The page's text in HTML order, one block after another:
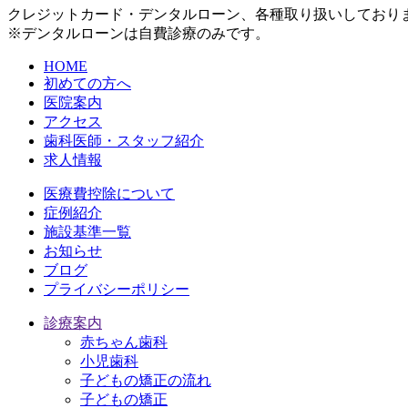
クレジットカード・デンタルローン、各種取り扱いしており
※デンタルローンは自費診療のみです。
HOME
初めての方へ
医院案内
アクセス
歯科医師・スタッフ紹介
求人情報
医療費控除について
症例紹介
施設基準一覧
お知らせ
ブログ
プライバシーポリシー
診療案内
赤ちゃん歯科
小児歯科
子どもの矯正の流れ
子どもの矯正